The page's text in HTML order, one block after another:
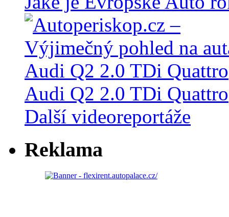
Audi Q2 2.0 TDi Quattro
Další videoreportáže
Reklama